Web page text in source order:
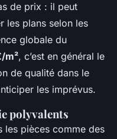
de prix : il peut
les plans selon les
globale du
m², c’est en général le
de qualité dans le
les imprévus.
polyvalents
les pièces comme des